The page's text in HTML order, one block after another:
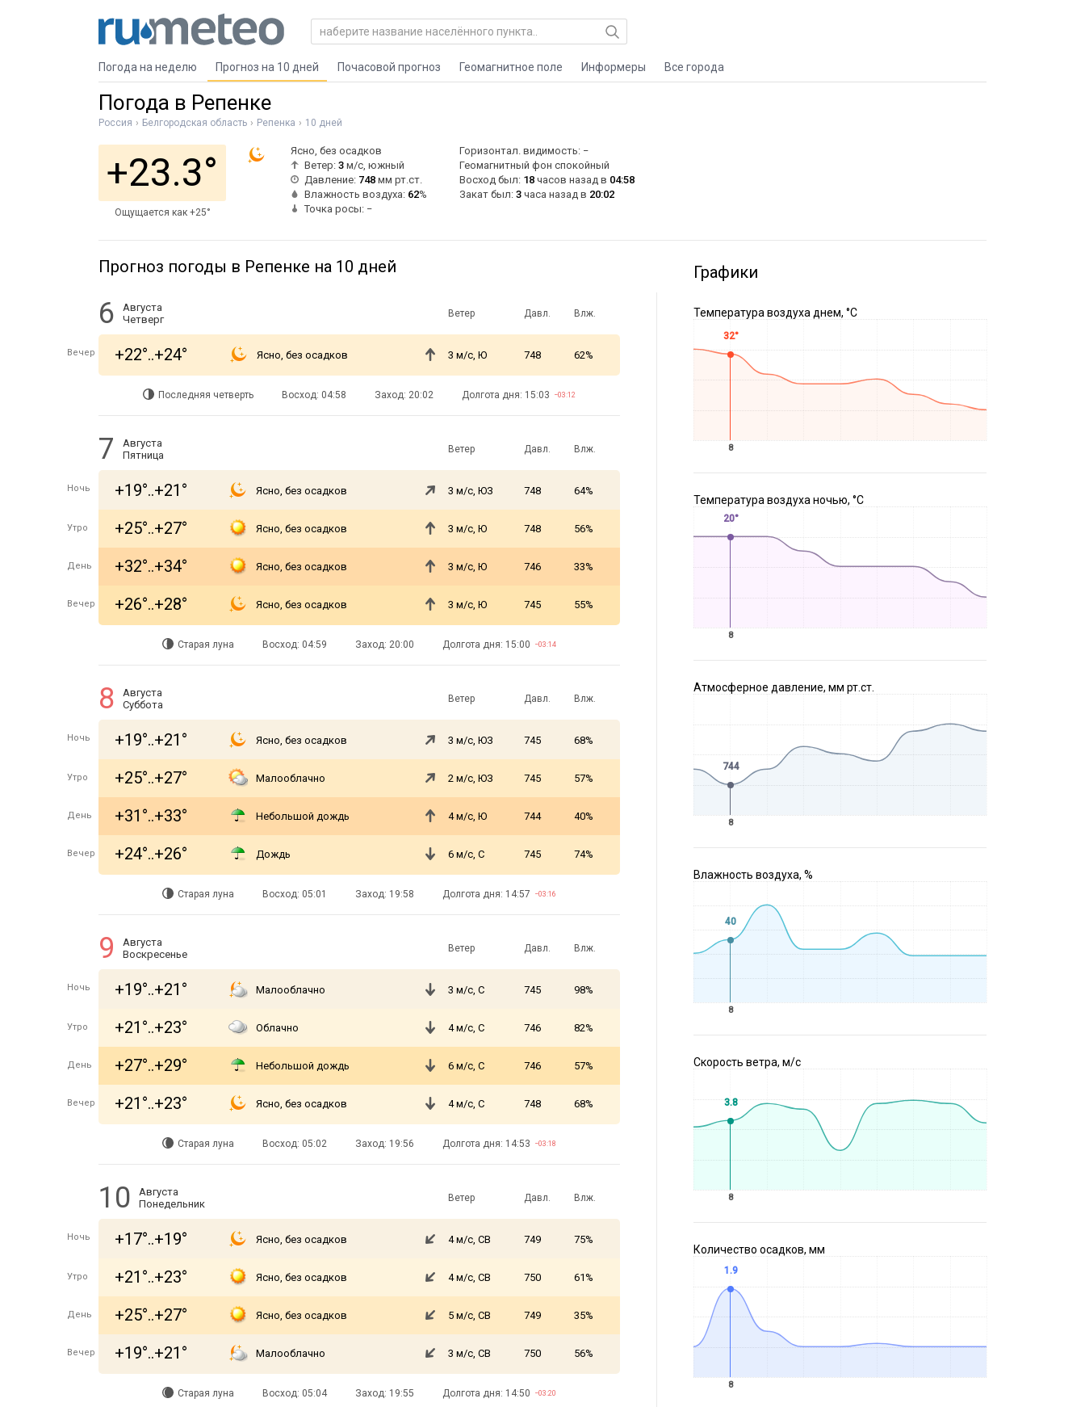
Погода на неделю Прогноз на 10 дней Почасовой прогноз Геомагнитное поле Информеры Все города
Погода в Репенке
Россия Белгородская область Репенка 10 дней
+23.3°
Ощущается как +25°
Ясно, без осадков
Ветер: 3 м/с, южный
Давление: 748 мм рт.ст.
Влажность воздуха: 62%
Точка росы: −
Горизонтал. видимость: −
Геомагнитный фон спокойный
Восход был: 18 часов назад в 04:58
Закат был: 3 часа назад в 20:02
Прогноз погоды в Репенке на 10 дней
6
Августа
Четверг
Ветер Давл. Влж.
Вечер +22°..+24° Ясно, без осадков 3 м/с, Ю 748 62%
Последняя четверть Восход: 04:58 Заход: 20:02 Долгота дня: 15:03 −03:12
7
Августа
Пятница
Ветер Давл. Влж.
Ночь +19°..+21° Ясно, без осадков 3 м/с, ЮЗ 748 64%
Утро +25°..+27° Ясно, без осадков 3 м/с, Ю 748 56%
День +32°..+34° Ясно, без осадков 3 м/с, Ю 746 33%
Вечер +26°..+28° Ясно, без осадков 3 м/с, Ю 745 55%
Старая луна Восход: 04:59 Заход: 20:00 Долгота дня: 15:00 −03:14
8
Августа
Суббота
Ветер Давл. Влж.
Ночь +19°..+21° Ясно, без осадков 3 м/с, ЮЗ 745 68%
Утро +25°..+27° Малооблачно 2 м/с, ЮЗ 745 57%
День +31°..+33° Небольшой дождь 4 м/с, Ю 744 40%
Вечер +24°..+26° Дождь 6 м/с, С 745 74%
Старая луна Восход: 05:01 Заход: 19:58 Долгота дня: 14:57 −03:16
9
Августа
Воскресенье
Ветер Давл. Влж.
Ночь +19°..+21° Малооблачно 3 м/с, С 745 98%
Утро +21°..+23° Облачно 4 м/с, С 746 82%
День +27°..+29° Небольшой дождь 6 м/с, С 746 57%
Вечер +21°..+23° Ясно, без осадков 4 м/с, С 748 68%
Старая луна Восход: 05:02 Заход: 19:56 Долгота дня: 14:53 −03:18
10
Августа
Понедельник
Ветер Давл. Влж.
Ночь +17°..+19° Ясно, без осадков 4 м/с, СВ 749 75%
Утро +21°..+23° Ясно, без осадков 4 м/с, СВ 750 61%
День +25°..+27° Ясно, без осадков 5 м/с, СВ 749 35%
Вечер +19°..+21° Малооблачно 3 м/с, СВ 750 56%
Старая луна Восход: 05:04 Заход: 19:55 Долгота дня: 14:50 −03:20
Графики
Температура воздуха днем, °C
32°
8
Температура воздуха ночью, °C
20°
8
Атмосферное давление, мм рт.ст.
744
8
Влажность воздуха, %
40
8
Скорость ветра, м/с
3.8
8
Количество осадков, мм
1.9
8